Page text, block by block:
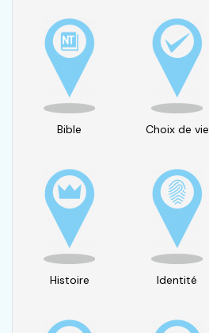
Bible Choix de vie
Histoire Identité